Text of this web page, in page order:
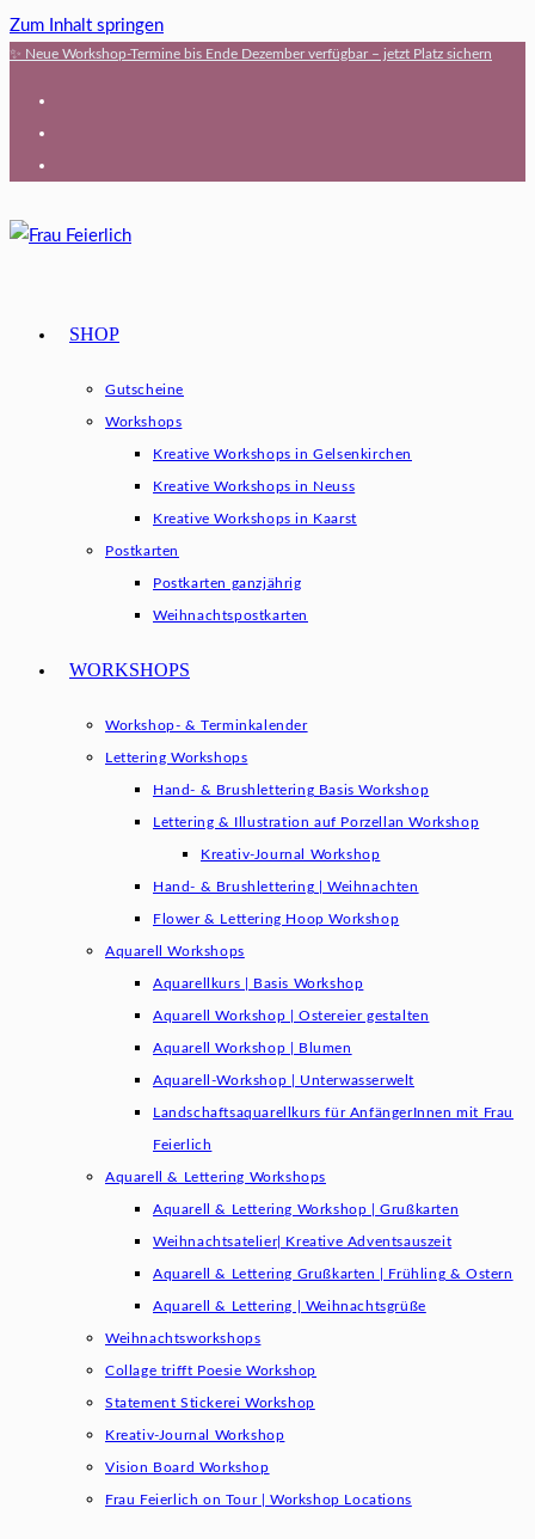
Zum Inhalt springen
✨ Neue Workshop-Termine bis Ende Dezember verfügbar – jetzt Platz sichern
SHOP
Gutscheine
Workshops
Kreative Workshops in Gelsenkirchen
Kreative Workshops in Neuss
Kreative Workshops in Kaarst
Postkarten
Postkarten ganzjährig
Weihnachtspostkarten
WORKSHOPS
Workshop- & Terminkalender
Lettering Workshops
Hand- & Brushlettering Basis Workshop
Lettering & Illustration auf Porzellan Workshop
Kreativ-Journal Workshop
Hand- & Brushlettering | Weihnachten
Flower & Lettering Hoop Workshop
Aquarell Workshops
Aquarellkurs | Basis Workshop
Aquarell Workshop | Ostereier gestalten
Aquarell Workshop | Blumen
Aquarell-Workshop | Unterwasserwelt
Landschaftsaquarellkurs für AnfängerInnen mit Frau
Feierlich
Aquarell & Lettering Workshops
Aquarell & Lettering Workshop | Grußkarten
Weihnachtsatelier| Kreative Adventsauszeit
Aquarell & Lettering Grußkarten | Frühling & Ostern
Aquarell & Lettering | Weihnachtsgrüße​
Weihnachtsworkshops
Collage trifft Poesie Workshop
Statement Stickerei Workshop
Kreativ-Journal Workshop
Vision Board Workshop
Frau Feierlich on Tour | Workshop Locations